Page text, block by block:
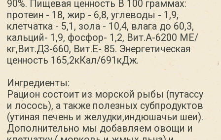
Белки, жиры и углеводы:
Балансируются в соответствии с
последними ветеринарными
рекомендациями для поддержания
активности и здоровья. Полный
аминокислотный профиль
Пищевая ценность:
необходимыми для поддержания иммунной
системы и здоровья кожи и шерсти.
В 100 граммах продукта содержится:
протеин - 18, жир - 6,8, углеводы - 1,9,
клетчатка - 5,1, зола - 10,4, влага до 60,3,
кальций- 1,9, фосфор- 1,2, Вит.А-6200 МЕ/
кг,Вит.Д3-660, Вит.Е- 85. Энергетическая
ценность 165,2кКал/691кДж.